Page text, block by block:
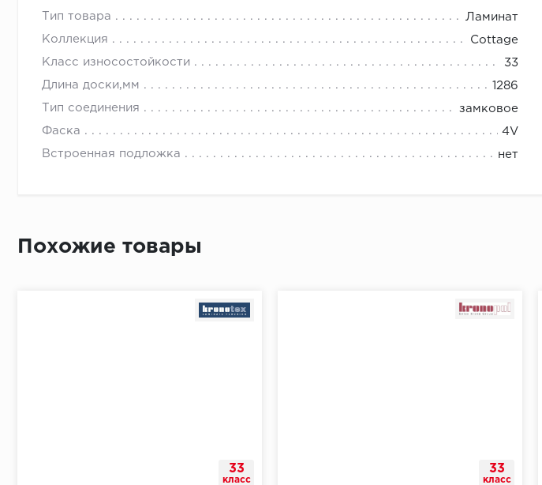
Тип товара Ламинат
Коллекция Cottage
Класс износостойкости 33
Длина доски,мм 1286
Тип соединения замковое
Фаска 4V
Встроенная подложка нет
Время доставки
Первый ряд:
Похожие товары
33
класс
33
класс